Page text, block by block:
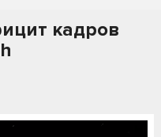
кадров